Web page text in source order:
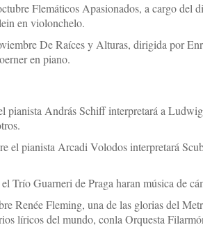
Flemáticos Apasionados, a cargo del
en violonchelo.
De Raíces y Alturas, dirigida por
en piano.
pianista András Schiff interpretará a
el pianista Arcadi Volodos interpretará
Trío Guarneri de Praga haran música de
Renée Fleming, una de las glorias del
líricos del mundo, conla Orquesta